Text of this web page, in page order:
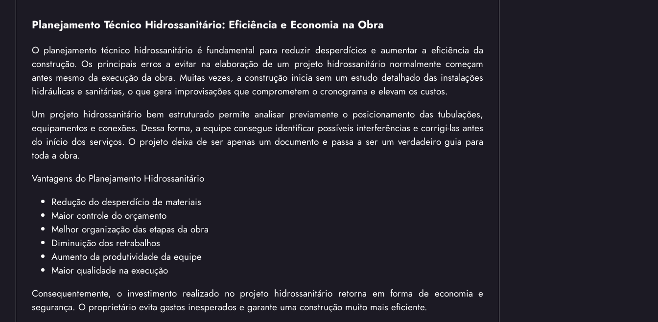
Planejamento Técnico Hidrossanitário: Eficiência e Economia na Obra
O planejamento técnico hidrossanitário é fundamental para reduzir desperdícios e aumentar a eficiência da
construção. Os principais erros a evitar na elaboração de um projeto hidrossanitário normalmente começam
antes mesmo da execução da obra. Muitas vezes, a construção inicia sem um estudo detalhado das instalações
hidráulicas e sanitárias, o que gera improvisações que comprometem o cronograma e elevam os custos.
Um projeto hidrossanitário bem estruturado permite analisar previamente o posicionamento das tubulações,
equipamentos e conexões. Dessa forma, a equipe consegue identificar possíveis interferências e corrigi-las antes
do início dos serviços. O projeto deixa de ser apenas um documento e passa a ser um verdadeiro guia para
toda a obra.
Vantagens do Planejamento Hidrossanitário
Redução do desperdício de materiais
Maior controle do orçamento
Melhor organização das etapas da obra
Diminuição dos retrabalhos
Aumento da produtividade da equipe
Maior qualidade na execução
Consequentemente, o investimento realizado no projeto hidrossanitário retorna em forma de economia e
segurança. O proprietário evita gastos inesperados e garante uma construção muito mais eficiente.